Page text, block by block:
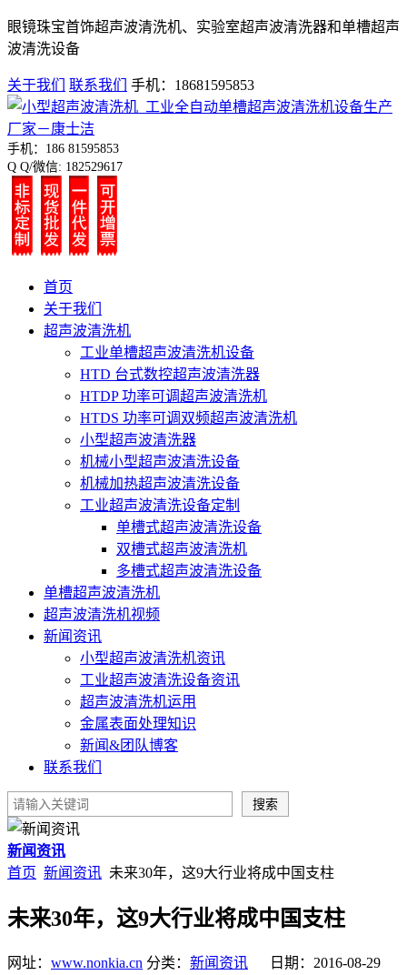
眼镜珠宝首饰超声波清洗机、实验室超声波清洗器和单槽超声
波清洗设备
关于我们 联系我们 手机：18681595853
手机：186 81595853
Q Q/微信: 182529617
首页
关于我们
超声波清洗机
工业单槽超声波清洗机设备
HTD 台式数控超声波清洗器
HTDP 功率可调超声波清洗机
HTDS 功率可调双频超声波清洗机
小型超声波清洗器
机械小型超声波清洗设备
机械加热超声波清洗设备
工业超声波清洗设备定制
单槽式超声波清洗设备
双槽式超声波清洗机
多槽式超声波清洗设备
单槽超声波清洗机
超声波清洗机视频
新闻资讯
小型超声波清洗机资讯
工业超声波清洗设备资讯
超声波清洗机运用
金属表面处理知识
新闻&团队博客
联系我们
新闻资讯
首页 新闻资讯 未来30年，这9大行业将成中国支柱
未来30年，这9大行业将成中国支柱
网址： www.nonkia.cn 分类： 新闻资讯 日期：2016-08-29